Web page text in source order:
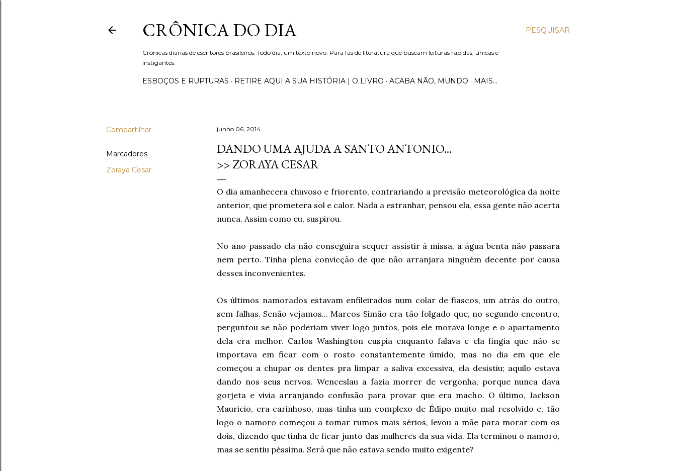
PESQUISAR
CRÔNICA DO DIA
Crônicas diárias de escritores brasileiros. Todo dia, um texto novo. Para fãs de literatura que buscam leituras rápidas, únicas e
instigantes.
ESBOÇOS E RUPTURAS RETIRE AQUI A SUA HISTÓRIA | O LIVRO ACABA NÃO, MUNDO MAIS…
Compartilhar
Marcadores
Zoraya Cesar
junho 06, 2014
DANDO UMA AJUDA A SANTO ANTONIO...
>> ZORAYA CESAR
O dia amanhecera chuvoso e friorento, contrariando a previsão meteorológica da noite
anterior, que prometera sol e calor. Nada a estranhar, pensou ela, essa gente não acerta
nunca. Assim como eu, suspirou.
No ano passado ela não conseguira sequer assistir à missa, a água benta não passara
nem perto. Tinha plena convicção de que não arranjara ninguém decente por causa
desses inconvenientes.
Os últimos namorados estavam enfileirados num colar de fiascos, um atrás do outro,
sem falhas. Senão vejamos... Marcos Simão era tão folgado que, no segundo encontro,
perguntou se não poderiam viver logo juntos, pois ele morava longe e o apartamento
dela era melhor. Carlos Washington cuspia enquanto falava e ela fingia que não se
importava em ficar com o rosto constantemente úmido, mas no dia em que ele
começou a chupar os dentes pra limpar a saliva excessiva, ela desistiu; aquilo estava
dando nos seus nervos. Wenceslau a fazia morrer de vergonha, porque nunca dava
gorjeta e vivia arranjando confusão para provar que era macho. O último, Jackson
Mauricio, era carinhoso, mas tinha um complexo de Édipo muito mal resolvido e, tão
logo o namoro começou a tomar rumos mais sérios, levou a mãe para morar com os
dois, dizendo que tinha de ficar junto das mulheres da sua vida. Ela terminou o namoro,
mas se sentiu péssima. Será que não estava sendo muito exigente?